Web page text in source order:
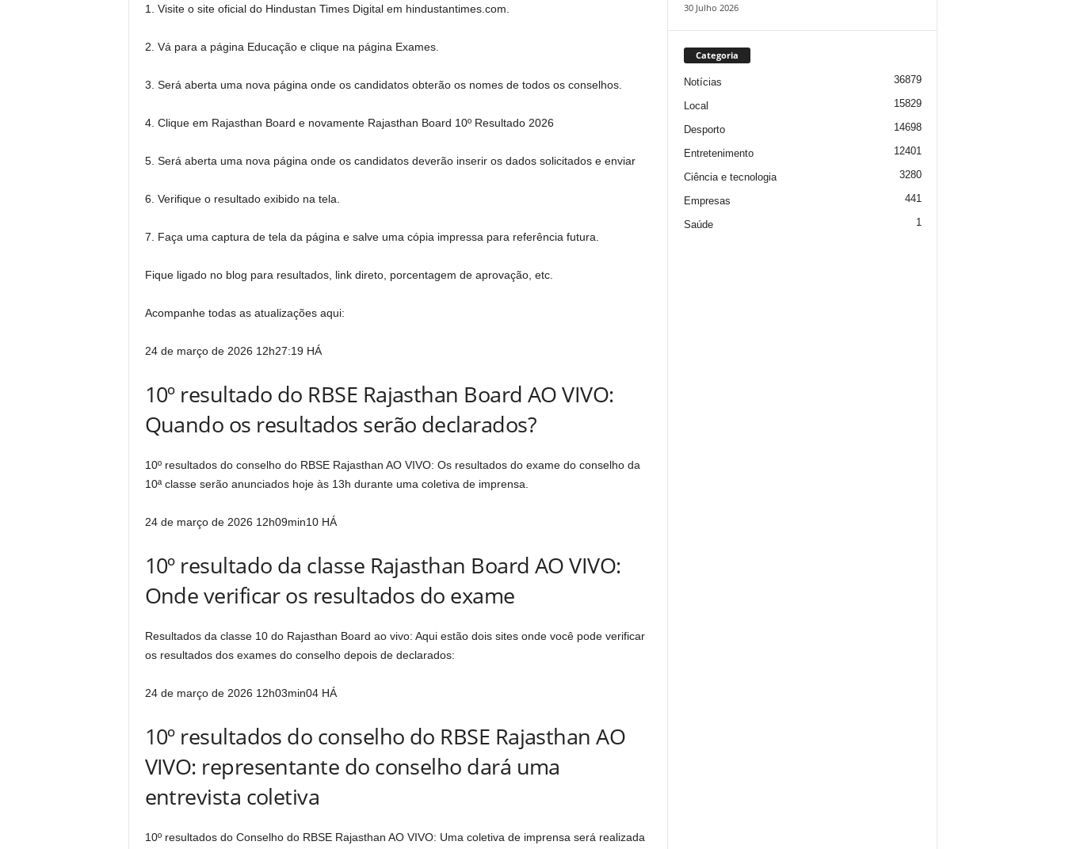
1. Visite o site oficial do Hindustan Times Digital em hindustantimes.com.
2. Vá para a página Educação e clique na página Exames.
3. Será aberta uma nova página onde os candidatos obterão os nomes de todos os conselhos.
4. Clique em Rajasthan Board e novamente Rajasthan Board 10º Resultado 2026
5. Será aberta uma nova página onde os candidatos deverão inserir os dados solicitados e enviar
6. Verifique o resultado exibido na tela.
7. Faça uma captura de tela da página e salve uma cópia impressa para referência futura.
Fique ligado no blog para resultados, link direto, porcentagem de aprovação, etc.
Acompanhe todas as atualizações aqui:
24 de março de 2026 12h27:19HÁ
10º resultado do RBSE Rajasthan Board AO VIVO:
Quando os resultados serão declarados?
10º resultados do conselho do RBSE Rajasthan AO VIVO: Os resultados do exame do conselho da
10ª classe serão anunciados hoje às 13h durante uma coletiva de imprensa.
24 de março de 2026 12h09min10HÁ
10º resultado da classe Rajasthan Board AO VIVO:
Onde verificar os resultados do exame
Resultados da classe 10 do Rajasthan Board ao vivo: Aqui estão dois sites onde você pode verificar
os resultados dos exames do conselho depois de declarados:
24 de março de 2026 12h03min04HÁ
10º resultados do conselho do RBSE Rajasthan AO
VIVO: representante do conselho dará uma
entrevista coletiva
10º resultados do Conselho do RBSE Rajasthan AO VIVO: Uma coletiva de imprensa será realizada
30 Julho 2026
Categoria
Notícias 36879
Local 15829
Desporto 14698
Entretenimento 12401
Ciência e tecnologia 3280
Empresas 441
Saúde 1